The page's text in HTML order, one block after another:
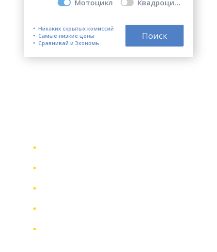
Мотоцикл
Квадроцикл
Никаких скрытых комиссий
Самые низкие цены
Сравнивай и Экономь
Поиск